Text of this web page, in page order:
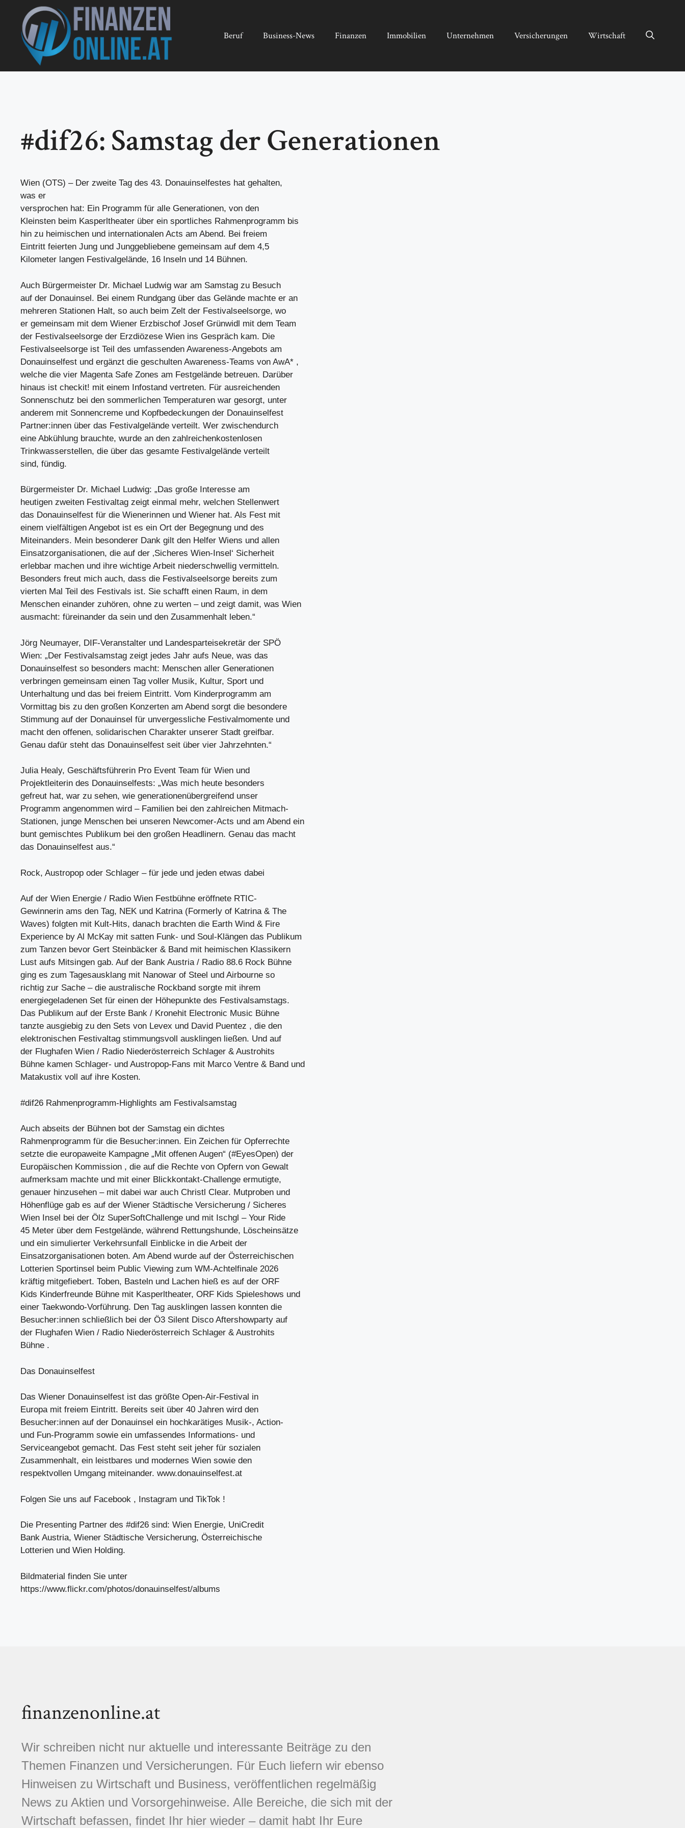
springen
Beruf Business-News Finanzen Immobilien Unternehmen Versicherungen Wirtschaft
#dif26: Samstag der Generationen
Wien (OTS) – Der zweite Tag des 43. Donauinselfestes hat gehalten,
was er
versprochen hat: Ein Programm für alle Generationen, von den
Kleinsten beim Kasperltheater über ein sportliches Rahmenprogramm bis
hin zu heimischen und internationalen Acts am Abend. Bei freiem
Eintritt feierten Jung und Junggebliebene gemeinsam auf dem 4,5
Kilometer langen Festivalgelände, 16 Inseln und 14 Bühnen.
Auch Bürgermeister Dr. Michael Ludwig war am Samstag zu Besuch
auf der Donauinsel. Bei einem Rundgang über das Gelände machte er an
mehreren Stationen Halt, so auch beim Zelt der Festivalseelsorge, wo
er gemeinsam mit dem Wiener Erzbischof Josef Grünwidl mit dem Team
der Festivalseelsorge der Erzdiözese Wien ins Gespräch kam. Die
Festivalseelsorge ist Teil des umfassenden Awareness-Angebots am
Donauinselfest und ergänzt die geschulten Awareness-Teams von AwA* ,
welche die vier Magenta Safe Zones am Festgelände betreuen. Darüber
hinaus ist checkit! mit einem Infostand vertreten. Für ausreichenden
Sonnenschutz bei den sommerlichen Temperaturen war gesorgt, unter
anderem mit Sonnencreme und Kopfbedeckungen der Donauinselfest
Partner:innen über das Festivalgelände verteilt. Wer zwischendurch
eine Abkühlung brauchte, wurde an den zahlreichenkostenlosen
Trinkwasserstellen, die über das gesamte Festivalgelände verteilt
sind, fündig.
Bürgermeister Dr. Michael Ludwig: „Das große Interesse am
heutigen zweiten Festivaltag zeigt einmal mehr, welchen Stellenwert
das Donauinselfest für die Wienerinnen und Wiener hat. Als Fest mit
einem vielfältigen Angebot ist es ein Ort der Begegnung und des
Miteinanders. Mein besonderer Dank gilt den Helfer Wiens und allen
Einsatzorganisationen, die auf der ‚Sicheres Wien-Insel‘ Sicherheit
erlebbar machen und ihre wichtige Arbeit niederschwellig vermitteln.
Besonders freut mich auch, dass die Festivalseelsorge bereits zum
vierten Mal Teil des Festivals ist. Sie schafft einen Raum, in dem
Menschen einander zuhören, ohne zu werten – und zeigt damit, was Wien
ausmacht: füreinander da sein und den Zusammenhalt leben.“
Jörg Neumayer, DIF-Veranstalter und Landesparteisekretär der SPÖ
Wien: „Der Festivalsamstag zeigt jedes Jahr aufs Neue, was das
Donauinselfest so besonders macht: Menschen aller Generationen
verbringen gemeinsam einen Tag voller Musik, Kultur, Sport und
Unterhaltung und das bei freiem Eintritt. Vom Kinderprogramm am
Vormittag bis zu den großen Konzerten am Abend sorgt die besondere
Stimmung auf der Donauinsel für unvergessliche Festivalmomente und
macht den offenen, solidarischen Charakter unserer Stadt greifbar.
Genau dafür steht das Donauinselfest seit über vier Jahrzehnten.“
Julia Healy, Geschäftsführerin Pro Event Team für Wien und
Projektleiterin des Donauinselfests: „Was mich heute besonders
gefreut hat, war zu sehen, wie generationenübergreifend unser
Programm angenommen wird – Familien bei den zahlreichen Mitmach-
Stationen, junge Menschen bei unseren Newcomer-Acts und am Abend ein
bunt gemischtes Publikum bei den großen Headlinern. Genau das macht
das Donauinselfest aus.“
Rock, Austropop oder Schlager – für jede und jeden etwas dabei
Auf der Wien Energie / Radio Wien Festbühne eröffnete RTIC-
Gewinnerin ams den Tag, NEK und Katrina (Formerly of Katrina & The
Waves) folgten mit Kult-Hits, danach brachten die Earth Wind & Fire
Experience by Al McKay mit satten Funk- und Soul-Klängen das Publikum
zum Tanzen bevor Gert Steinbäcker & Band mit heimischen Klassikern
Lust aufs Mitsingen gab. Auf der Bank Austria / Radio 88.6 Rock Bühne
ging es zum Tagesausklang mit Nanowar of Steel und Airbourne so
richtig zur Sache – die australische Rockband sorgte mit ihrem
energiegeladenen Set für einen der Höhepunkte des Festivalsamstags.
Das Publikum auf der Erste Bank / Kronehit Electronic Music Bühne
tanzte ausgiebig zu den Sets von Levex und David Puentez , die den
elektronischen Festivaltag stimmungsvoll ausklingen ließen. Und auf
der Flughafen Wien / Radio Niederösterreich Schlager & Austrohits
Bühne kamen Schlager- und Austropop-Fans mit Marco Ventre & Band und
Matakustix voll auf ihre Kosten.
#dif26 Rahmenprogramm-Highlights am Festivalsamstag
Auch abseits der Bühnen bot der Samstag ein dichtes
Rahmenprogramm für die Besucher:innen. Ein Zeichen für Opferrechte
setzte die europaweite Kampagne „Mit offenen Augen“ (#EyesOpen) der
Europäischen Kommission , die auf die Rechte von Opfern von Gewalt
aufmerksam machte und mit einer Blickkontakt-Challenge ermutigte,
genauer hinzusehen – mit dabei war auch Christl Clear. Mutproben und
Höhenflüge gab es auf der Wiener Städtische Versicherung / Sicheres
Wien Insel bei der Ölz SuperSoftChallenge und mit Ischgl – Your Ride
45 Meter über dem Festgelände, während Rettungshunde, Löscheinsätze
und ein simulierter Verkehrsunfall Einblicke in die Arbeit der
Einsatzorganisationen boten. Am Abend wurde auf der Österreichischen
Lotterien Sportinsel beim Public Viewing zum WM-Achtelfinale 2026
kräftig mitgefiebert. Toben, Basteln und Lachen hieß es auf der ORF
Kids Kinderfreunde Bühne mit Kasperltheater, ORF Kids Spieleshows und
einer Taekwondo-Vorführung. Den Tag ausklingen lassen konnten die
Besucher:innen schließlich bei der Ö3 Silent Disco Aftershowparty auf
der Flughafen Wien / Radio Niederösterreich Schlager & Austrohits
Bühne .
Das Donauinselfest
Das Wiener Donauinselfest ist das größte Open-Air-Festival in
Europa mit freiem Eintritt. Bereits seit über 40 Jahren wird den
Besucher:innen auf der Donauinsel ein hochkarätiges Musik-, Action-
und Fun-Programm sowie ein umfassendes Informations- und
Serviceangebot gemacht. Das Fest steht seit jeher für sozialen
Zusammenhalt, ein leistbares und modernes Wien sowie den
respektvollen Umgang miteinander. www.donauinselfest.at
Folgen Sie uns auf Facebook , Instagram und TikTok !
Die Presenting Partner des #dif26 sind: Wien Energie, UniCredit
Bank Austria, Wiener Städtische Versicherung, Österreichische
Lotterien und Wien Holding.
Bildmaterial finden Sie unter
https://www.flickr.com/photos/donauinselfest/albums
finanzenonline.at
Wir schreiben nicht nur aktuelle und interessante Beiträge zu den
Themen Finanzen und Versicherungen. Für Euch liefern wir ebenso
Hinweisen zu Wirtschaft und Business, veröffentlichen regelmäßig
News zu Aktien und Vorsorgehinweise. Alle Bereiche, die sich mit der
Wirtschaft befassen, findet Ihr hier wieder – damit habt Ihr Eure